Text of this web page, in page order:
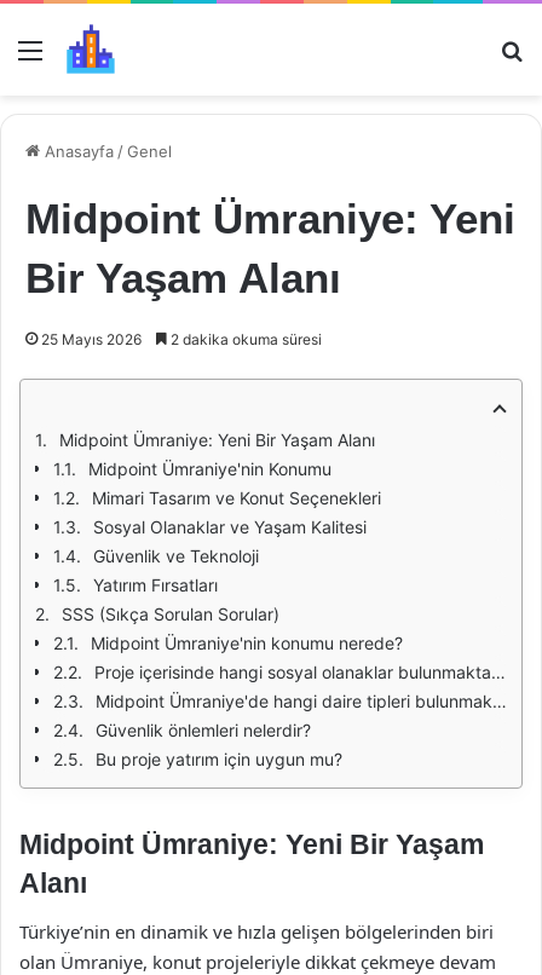
Menü
Anasayfa /Genel
Midpoint Ümraniye: Yeni
Bir Yaşam Alanı
25 Mayıs 2026 2 dakika okuma süresi
Midpoint Ümraniye: Yeni Bir Yaşam Alanı
Midpoint Ümraniye'nin Konumu
Mimari Tasarım ve Konut Seçenekleri
Sosyal Olanaklar ve Yaşam Kalitesi
Güvenlik ve Teknoloji
Yatırım Fırsatları
SSS (Sıkça Sorulan Sorular)
Midpoint Ümraniye'nin konumu nerede?
Proje içerisinde hangi sosyal olanaklar bulunmaktadır?
Midpoint Ümraniye'de hangi daire tipleri bulunmaktadır?
Güvenlik önlemleri nelerdir?
Bu proje yatırım için uygun mu?
Midpoint Ümraniye: Yeni Bir Yaşam
Alanı
Türkiye’nin en dinamik ve hızla gelişen bölgelerinden biri
olan Ümraniye, konut projeleriyle dikkat çekmeye devam